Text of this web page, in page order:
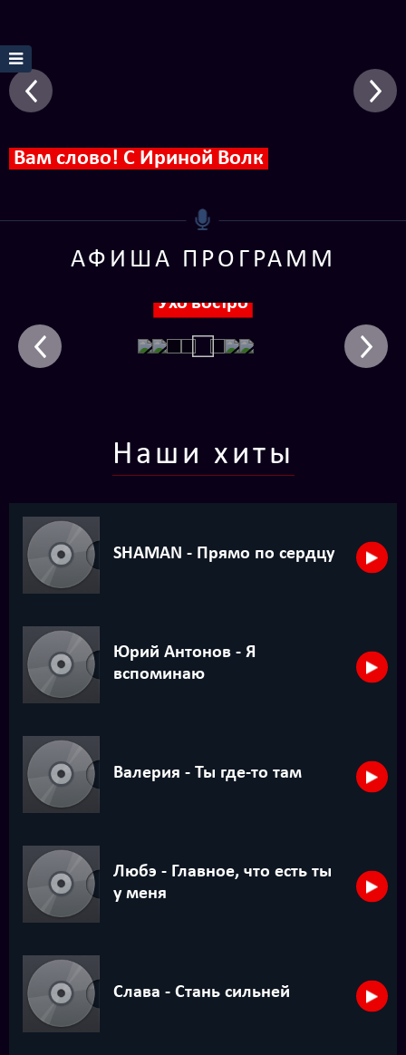
Вам слово! С Ириной Волк
АФИША ПРОГРАММ
Наши хиты
SHAMAN - Прямо по сердцу
Юрий Антонов - Я
вспоминаю
Валерия - Ты где-то там
Любэ - Главное, что есть ты
у меня
Слава - Стань сильней